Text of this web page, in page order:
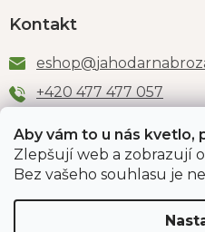
Aby vám to u nás kvetlo,
Zlepšují web a zobrazují
Bez vašeho souhlasu je
Kontakt
eshop@
+420 477 477 057
Odběr newsletteru